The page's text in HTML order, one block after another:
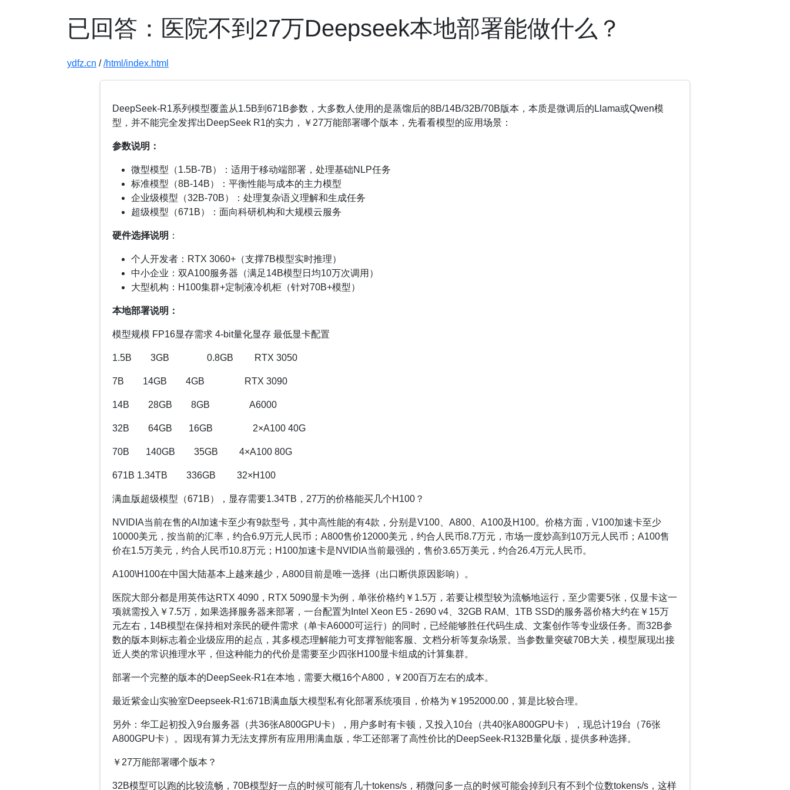
已回答：医院不到27万Deepseek本地部署能做什么？
ydfz.cn //html/index.html
DeepSeek-R1系列模型覆盖从1.5B到671B参数，大多数人使用的是蒸馏后的8B/14B/32B/70B版本，本质是微调后的Llama或Qwen模
型，并不能完全发挥出DeepSeek R1的实力，￥27万能部署哪个版本，先看看模型的应用场景：
参数说明：
微型模型（1.5B-7B）：适用于移动端部署，处理基础NLP任务
标准模型（8B-14B）：平衡性能与成本的主力模型
企业级模型（32B-70B）：处理复杂语义理解和生成任务
超级模型（671B）：面向科研机构和大规模云服务
硬件选择说明 ：
个人开发者：RTX 3060+（支撑7B模型实时推理）
中小企业：双A100服务器（满足14B模型日均10万次调用）
大型机构：H100集群+定制液冷机柜（针对70B+模型）
本地部署说明：
模型规模 FP16显存需求 4-bit量化显存 最低显卡配置
1.5B 3GB 0.8GB RTX 3050
7B 14GB 4GB RTX 3090
14B 28GB 8GB A6000
32B 64GB 16GB 2×A100 40G
70B 140GB 35GB 4×A100 80G
671B 1.34TB 336GB 32×H100
满血版超级模型（671B），显存需要1.34TB，27万的价格能买几个H100？
NVIDIA当前在售的AI加速卡至少有9款型号，其中高性能的有4款，分别是V100、A800、A100及H100。价格方面，V100加速卡至少
10000美元，按当前的汇率，约合6.9万元人民币；A800售价12000美元，约合人民币8.7万元，市场一度炒高到10万元人民币；A100售
价在1.5万美元，约合人民币10.8万元；H100加速卡是NVIDIA当前最强的，售价3.65万美元，约合26.4万元人民币。
A100\H100在中国大陆基本上越来越少，A800目前是唯一选择（出口断供原因影响）。
医院大部分都是用英伟达RTX 4090，RTX 5090显卡为例，单张价格约￥1.5万，若要让模型较为流畅地运行，至少需要5张，仅显卡这一
项就需投入￥7.5万，如果选择服务器来部署，一台配置为Intel Xeon E5 - 2690 v4、32GB RAM、1TB SSD的服务器价格大约在￥15万
元左右，14B模型在保持相对亲民的硬件需求（单卡A6000可运行）的同时，已经能够胜任代码生成、文案创作等专业级任务。而32B参
数的版本则标志着企业级应用的起点，其多模态理解能力可支撑智能客服、文档分析等复杂场景。当参数量突破70B大关，模型展现出接
近人类的常识推理水平，但这种能力的代价是需要至少四张H100显卡组成的计算集群。
部署一个完整的版本的DeepSeek-R1在本地，需要大概16个A800，￥200百万左右的成本。
最近紫金山实验室Deepseek-R1:671B满血版大模型私有化部署系统项目，价格为￥1952000.00，算是比较合理。
另外：华工起初投入9台服务器（共36张A800GPU卡），用户多时有卡顿，又投入10台（共40张A800GPU卡），现总计19台（76张
A800GPU卡）。因现有算力无法支撑所有应用用满血版，华工还部署了高性价比的DeepSeek-R132B量化版，提供多种选择。
￥27万能部署哪个版本？
32B模型可以跑的比较流畅，70B模型好一点的时候可能有几十tokens/s，稍微问多一点的时候可能会掉到只有不到个位数tokens/s，这样